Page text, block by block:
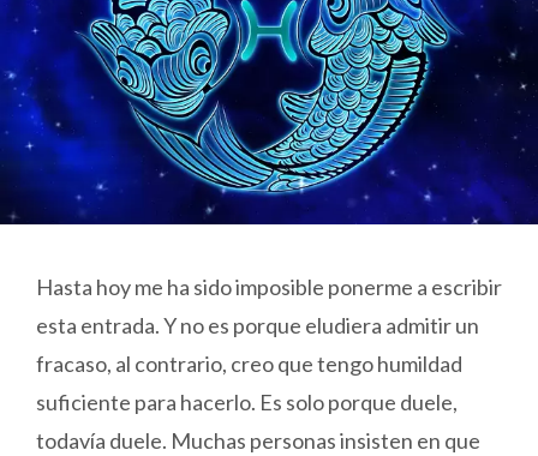
Hasta hoy me ha sido imposible ponerme a escribir
esta entrada. Y no es porque eludiera admitir un
fracaso, al contrario, creo que tengo humildad
suficiente para hacerlo. Es solo porque duele,
todavía duele. Muchas personas insisten en que